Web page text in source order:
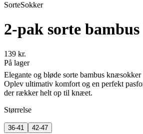
SorteSokker
2-pak sorte
139 kr.
På lager
Elegante og bløde sorte bambus
Oplev ultimativ komfort og en perfekt
der rækker helt op til knæet.
Størrelse
36-41 42-47